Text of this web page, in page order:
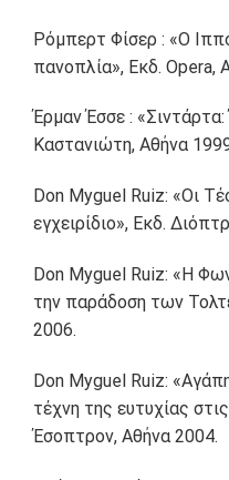
Ρόμπερτ Φίσερ : «Ο
πανοπλία», Εκδ. Opera,
Έρμαν Έσσε :
Καστανιώτη, Αθήνα
Don Myguel Ruiz: «Οι
εγχειρίδιο», Εκδ.
Don Myguel Ruiz: «Η
την παράδοση των
2006.
Don Myguel Ruiz:
τέχνη της ευτυχίας
Έσοπτρον, Αθήνα 2004.